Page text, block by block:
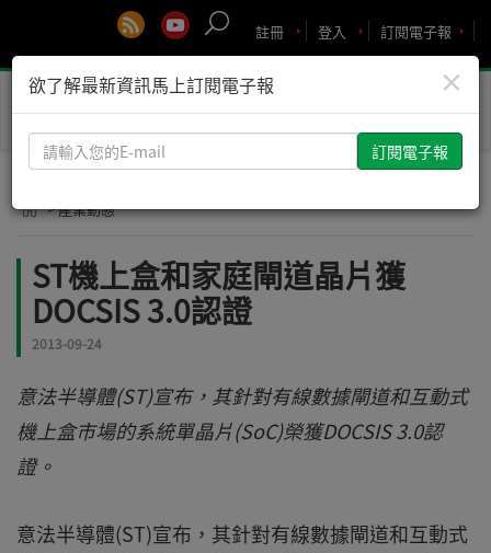
訂閱電子報
登入
註冊
Toggle
> 產業動態
ST機上盒和家庭閘道晶片獲
DOCSIS 3.0認證
2013-09-24
意法半導體(ST)宣布，其針對有線數據閘道和互動式
機上盒市場的系統單晶片(SoC)榮獲DOCSIS 3.0認
證。
意法半導體(ST)宣布，其針對有線數據閘道和互動式
×
欲了解最新資訊馬上訂閱電子報
請
輸
您
E-
mail